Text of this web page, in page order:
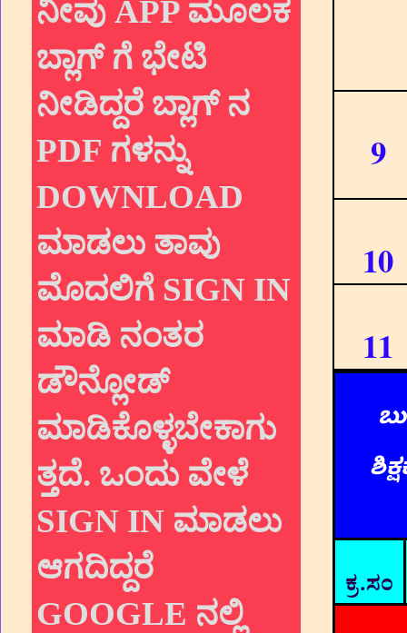
9
10
11
ಕ್ರ.ಸಂ
ನೀವು APP ಮೂಲಕ
ಬ್ಲಾಗ್ ಗೆ ಭೇಟಿ
ನೀಡಿದ್ದರೆ ಬ್ಲಾಗ್ ನ
PDF ಗಳನ್ನು
DOWNLOAD
ಮಾಡಲು ತಾವು
ಮೊದಲಿಗೆ SIGN IN
ಮಾಡಿ ನಂತರ
ಡೌನ್ಲೋಡ್
ಮಾಡಿಕೊಳ್ಳಬೇಕಾಗು
ತ್ತದೆ. ಒಂದು ವೇಳೆ
SIGN IN ಮಾಡಲು
ಆಗದಿದ್ದರೆ
GOOGLE ನಲ್ಲಿ